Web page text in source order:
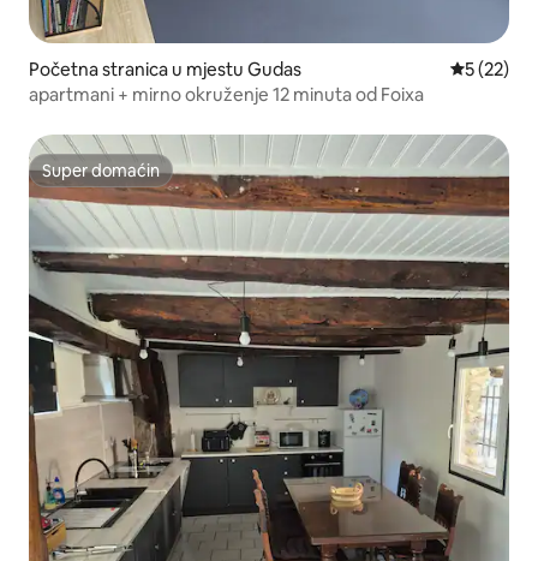
Početna stranica u mjestu Gudas prosječna
5 (22)
apartmani + mirno okruženje 12 minuta od Foixa
Super domaćin
Super domaćin